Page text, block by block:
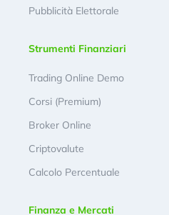
Pubblicità Elettorale
Strumenti Finanziari
Trading Online Demo
Corsi (Premium)
Broker Online
Criptovalute
Calcolo Percentuale
Finanza e Mercati